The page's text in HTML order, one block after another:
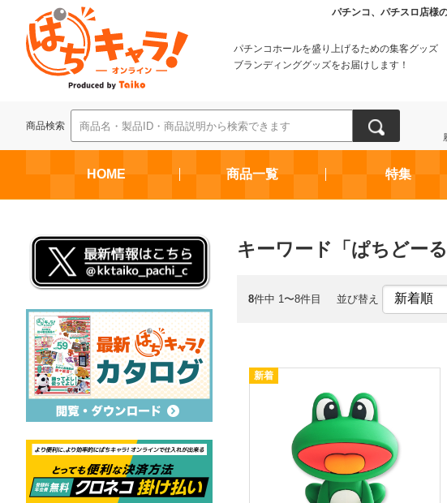
パチンコ、パチスロ店様
パチンコホールを盛り上げるための集客グッズ
ブランディンググッズをお届けします！
商品検索
HOME 商品一覧 特集
キーワード「ぱちどー
8件中 1〜8件目 並び替え